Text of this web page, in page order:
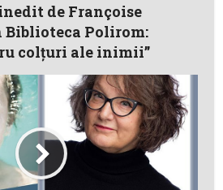
de Françoise
Biblioteca Polirom:
colţuri ale inimii”